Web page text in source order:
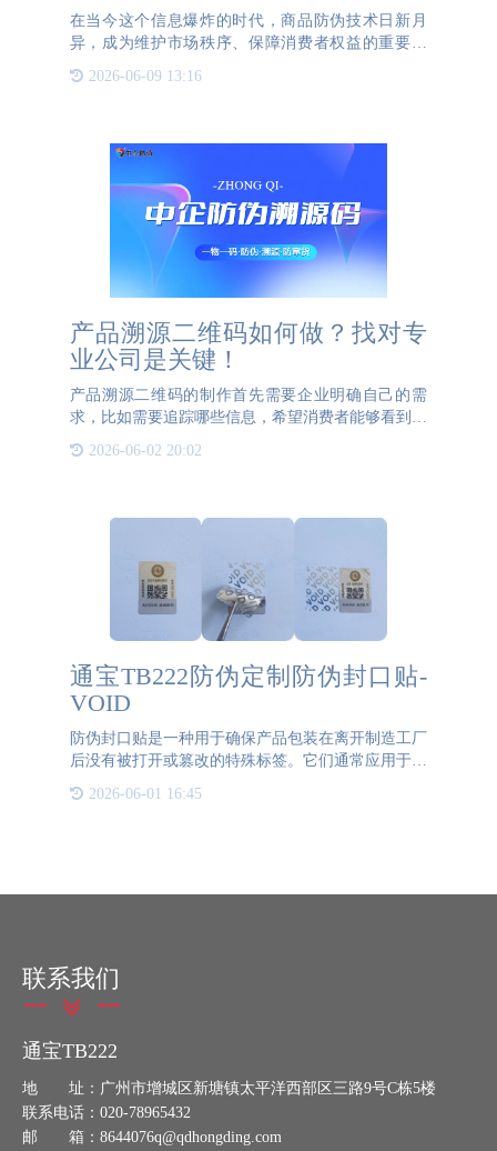
在当今这个信息爆炸的时代，商品防伪技术日新月
异，成为维护市场秩序、保障消费者权益的重要一
式，为众多企业解决了防伪、防窜以及溯源的需求。
2026-06-09 13:16
产品溯源二维码如何做？找对专
业公司是关键！
产品溯源二维码的制作首先需要企业明确自己的需
求，比如需要追踪哪些信息，希望消费者能够看到哪
公司，这些公司通常拥有丰富的经验和专业技术，能
2026-06-02 20:02
通宝TB222防伪定制防伪封口贴-
VOID
防伪封口贴是一种用于确保产品包装在离开制造工厂
后没有被打开或篡改的特殊标签。它们通常应用于药
增强产品的安全性和保护消费者免受伪造或劣质产品
2026-06-01 16:45
联系我们
通宝TB222
地 址：广州市增城区新塘镇太平洋西部区三路9号C栋5楼
联系电话：020-78965432
邮 箱：8644076q@qdhongding.com